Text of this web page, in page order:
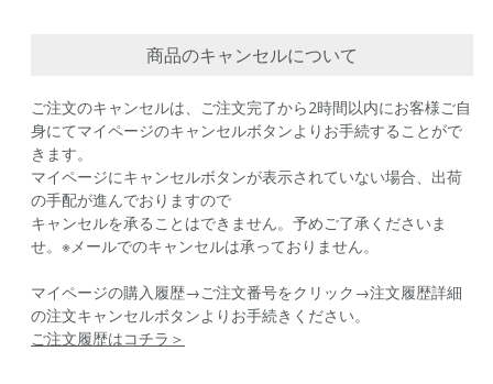
商品のキャンセルについて
ご注文のキャンセルは、ご注文完了から2時間以内にお客様ご自
身にてマイページのキャンセルボタンよりお手続することがで
きます。
マイページにキャンセルボタンが表示されていない場合、出荷
の手配が進んでおりますので
キャンセルを承ることはできません。予めご了承くださいま
せ。※メールでのキャンセルは承っておりません。
マイページの購入履歴→ご注文番号をクリック→注文履歴詳細
の注文キャンセルボタンよりお手続きください。
ご注文履歴はコチラ＞